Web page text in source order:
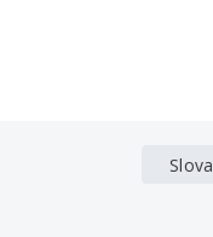
Slova